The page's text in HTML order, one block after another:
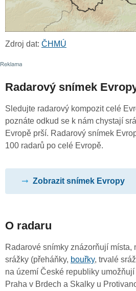
Zdroj dat: ČHMÚ
Radarový snímek
Sledujte radarový kompozit celé
poznáte odkud se k nám chystají
Evropě prší. Radarový snímek
100 radarů po celé Evropě.
Zobrazit snímek Evropy
O radaru
Radarové snímky znázorňují místa,
srážky (přeháňky, bouřky, trvalé
na území České republiky
Praha v Brdech a Skalky u